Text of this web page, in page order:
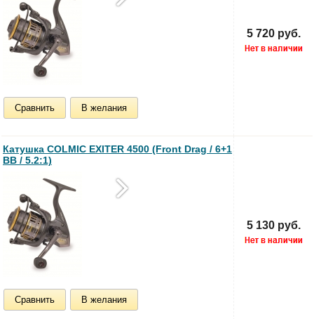
Сравнить В желания
5 720 руб.
Катушка COLMIC EXITER 4500 (Front Drag / 6+1
BB / 5.2:1)
Сравнить В желания
5 130 руб.